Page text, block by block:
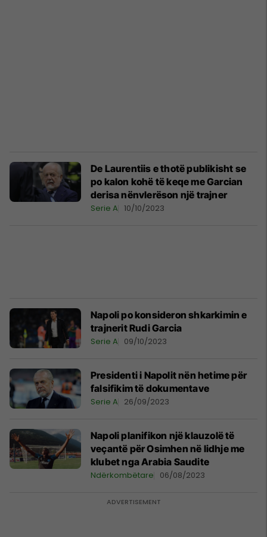
De Laurentiis e thotë publikisht se
po kalon kohë të keqe me Garcian
derisa nënvlerëson një trajner
Serie A 10/10/2023
Napoli po konsideron shkarkimin e
trajnerit Rudi Garcia
Serie A 09/10/2023
Presidenti i Napolit nën hetime për
falsifikim të dokumentave
Serie A 26/09/2023
Napoli planifikon një klauzolë të
veçantë për Osimhen në lidhje me
klubet nga Arabia Saudite
Ndërkombëtare 06/08/2023